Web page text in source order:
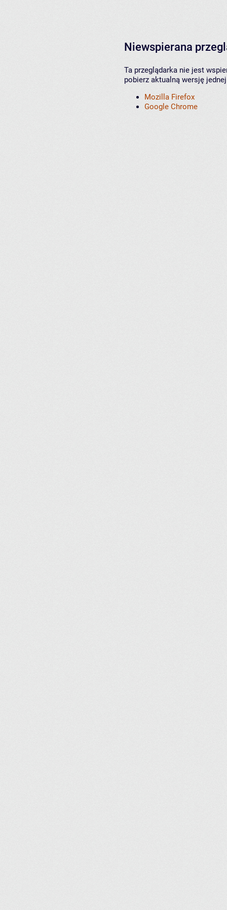
Niewspierana
Ta przeglądarka nie jest
pobierz aktualną wersję
Mozilla Firefox
Google Chrome